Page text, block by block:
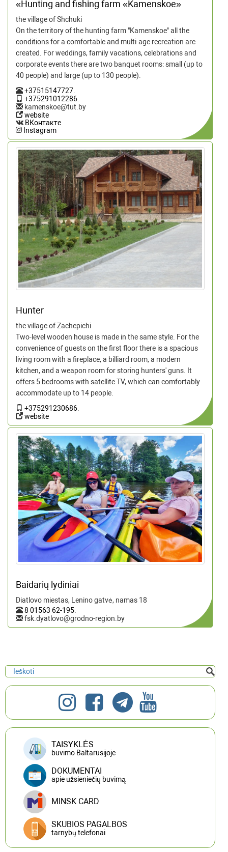
«Hunting and fishing farm «Kamenskoe»
the village of Shchuki
On the territory of the hunting farm "Kamenskoe" all the
conditions for a comfortable and multi-age recreation are
created. For weddings, family vacations, celebrations and
corporate events there are two banquet rooms: small (up to
40 people) and large (up to 130 people).
+37515147727.
+375291012286.
kamenskoe@tut.by
website
ВКонтакте
Instagram
Hunter
the village of Zachepichi
Two-level wooden house is made in the same style. For the
convenience of guests on the first floor there is a spacious
living room with a fireplace, a billiard room, a modern
kitchen, and a weapon room for storing hunters' guns. It
offers 5 bedrooms with satellite TV, which can comfortably
accommodate up to 14 people.
+375291230686
website
Baidarių lydiniai
Diatlovo miestas, Lenino gatvė, namas 18
8 01563 62-195
fsk.dyatlovo@grodno-region.by
TAISYKLĖS
buvimo Baltarusijoje
DOKUMENTAI
apie užsieniečių buvimą
MINSK CARD
SKUBIOS PAGALBOS
tarnybų telefonai